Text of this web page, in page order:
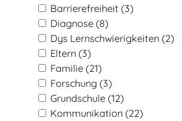
Barrierefreiheit (3)
Diagnose (8)
Dys Lernschwierigkeiten (2)
Eltern (3)
Familie (21)
Forschung (3)
Grundschule (12)
Kommunikation (22)